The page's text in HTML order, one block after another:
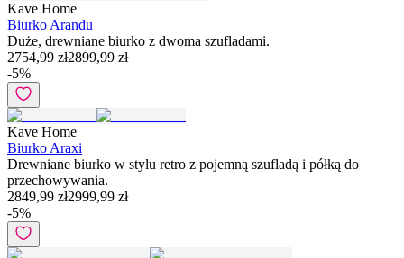
Kave Home
Biurko Arandu
Duże, drewniane biurko z dwoma szufladami.
2754,99 zł2899,99 zł
-5%
Kave Home
Biurko Araxi
Drewniane biurko w stylu retro z pojemną szufladą i półką do
przechowywania.
2849,99 zł2999,99 zł
-5%